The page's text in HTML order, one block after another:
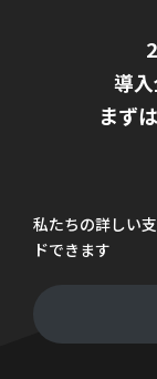
導
まず
私たちの詳しい
ドできます